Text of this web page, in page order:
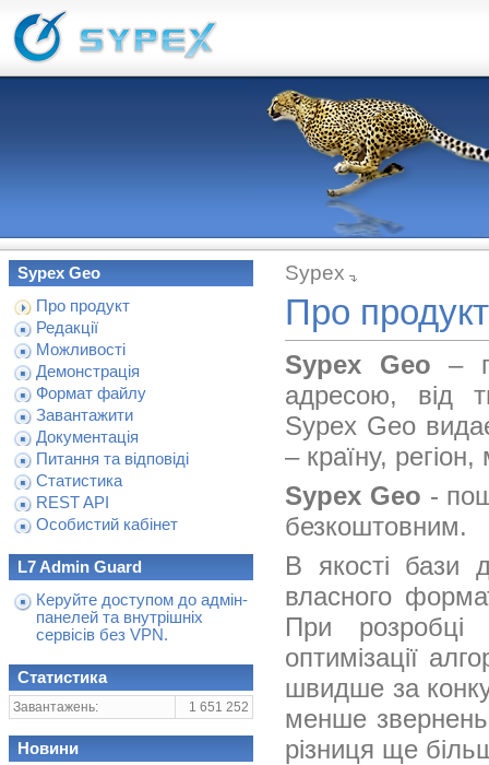
Sypex
Про продукт
Sypex Geo –
адресою, від
Sypex Geo
– країну,
Sypex Geo -
безкоштовним.
В якості бази
власного
При
оптимізації
швидше за
менше
різниця ще
Sypex Geo
Про продукт
Редакції
Можливості
Демонстрація
Формат файлу
Завантажити
Документація
Питання та відповіді
Статистика
REST API
Особистий кабінет
L7 Admin Guard
Керуйте доступом до адмін-
панелей та внутрішніх
сервісів без VPN.
Статистика
Завантажень: 1 651 252
Новини